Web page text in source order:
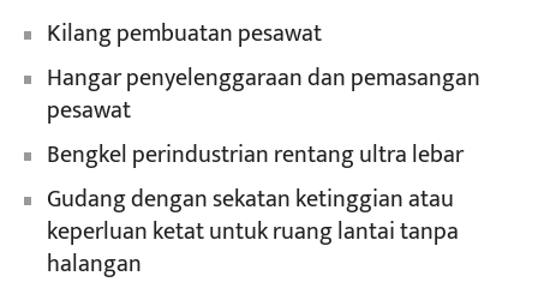
Kilang pembuatan pesawat
Hangar penyelenggaraan dan pemasangan
pesawat
Bengkel perindustrian rentang ultra lebar
Gudang dengan sekatan ketinggian atau
keperluan ketat untuk ruang lantai tanpa
halangan